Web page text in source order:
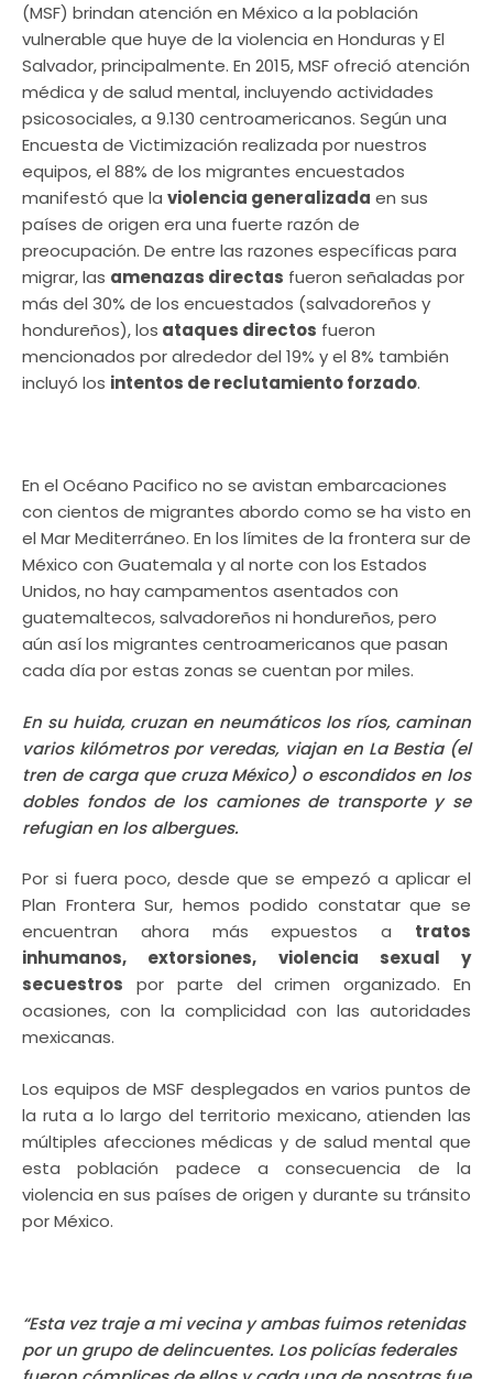
(MSF) brindan atención en México a la población
vulnerable que huye de la violencia en Honduras y El
Salvador, principalmente. En 2015, MSF ofreció atención
médica y de salud mental, incluyendo actividades
psicosociales, a 9.130 centroamericanos. Según una
Encuesta de Victimización realizada por nuestros
equipos, el 88% de los migrantes encuestados
manifestó que la violencia generalizada en sus
países de origen era una fuerte razón de
preocupación. De entre las razones específicas para
migrar, las amenazas directas fueron señaladas por
más del 30% de los encuestados (salvadoreños y
hondureños), los ataques directos fueron
mencionados por alrededor del 19% y el 8% también
incluyó los intentos de reclutamiento forzado.
En el Océano Pacifico no se avistan embarcaciones
con cientos de migrantes abordo como se ha visto en
el Mar Mediterráneo. En los límites de la frontera sur de
México con Guatemala y al norte con los Estados
Unidos, no hay campamentos asentados con
guatemaltecos, salvadoreños ni hondureños, pero
aún asílos migrantes centroamericanos que pasan
cada día por estas zonas se cuentan por miles.
En su huida, cruzan en neumáticos los ríos, caminan
varios kilómetros por veredas, viajan en La Bestia (el
tren de carga que cruza México) o escondidos en los
dobles fondos de los camiones de transporte y se
refugian en los albergues.
Por si fuera poco, desde que se empezó a aplicar el
Plan Frontera Sur, hemos podido constatar que se
encuentran ahora más expuestos a tratos
inhumanos, extorsiones, violencia sexual y
secuestros por parte del crimen organizado. En
ocasiones, con la complicidad con las autoridades
mexicanas.
Los equipos de MSF desplegados en varios puntos de
la ruta a lo largo del territorio mexicano, atienden las
múltiples afecciones médicas y de salud mental que
esta población padece a consecuencia de la
violencia en sus países de origen y durante su tránsito
por México.
“Esta vez traje a mi vecina y ambas fuimos retenidas
por un grupo de delincuentes. Los policías federales